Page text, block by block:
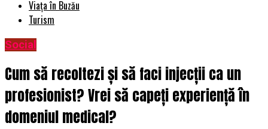
Viața în Buzău
Turism
Social
Cum să recoltezi și să faci injecții ca un
profesionist? Vrei să capeți experiență în
domeniul medical?